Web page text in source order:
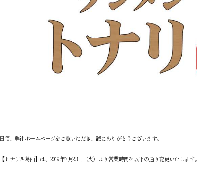
日頃、弊社ホームページをご覧いただき、誠にありがとうございます。
【トナリ西葛西】は、2019年7月23日（火）より営業時間を以下の通り変更いたします。